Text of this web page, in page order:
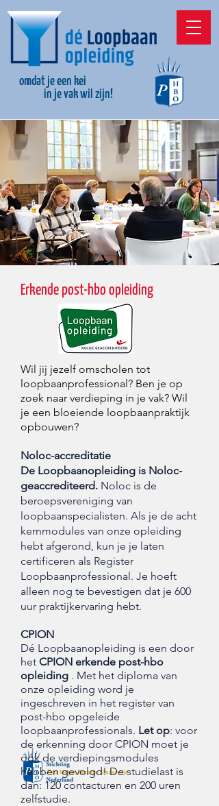
omdat je een kei
in je vak wil zijn!
Erkende post-hbo opleiding
Wil jij jezelf omscholen tot
loopbaanprofessional? Ben je op
zoek naar verdieping in je vak? Wil
je een bloeiende loopbaanpraktijk
opbouwen?
Noloc-accreditatie
De Loopbaanopleiding is Noloc-
geaccrediteerd. Noloc is de
beroepsvereniging van
loopbaanspecialisten. Als je de acht
kernmodules van onze opleiding
hebt afgerond, kun je je laten
certificeren als Register
Loopbaanprofessional. Je hoeft
alleen nog te bevestigen dat je 600
uur praktijkervaring hebt.
CPION
Dé Loopbaanopleiding is een door
het CPION erkende post-hbo
opleiding . Met het diploma van
onze opleiding word je
ingeschreven in het register van
post-hbo opgeleide
loopbaanprofessionals. Let op: voor
de erkenning door CPION moet je
óók de verdiepingsmodules
hebben gevolgd! De studielast is
dan: 120 contacturen en 200 uren
zelfstudie.